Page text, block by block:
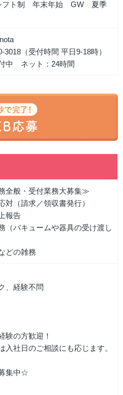
フト制 年末年始 GW 夏季
3018（受付時間 平日9-18時）
中 ネット：24時間
全般・受付業務大募集≫
対（請求／領収書発行）
報告
（バキュームや器具の受け渡し
どの雑務
、経験不問
験の方歓迎！
入社日のご相談にも応じます。
集中☆